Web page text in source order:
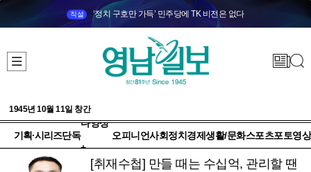
직설 ‘정치 구호만 가득’ 민주당에 TK 비전은 없다
1945년 10월 11일 창간
기획·시리즈단독
다양성
+
오피니언사회정치 경제생활/문화스포츠포토영상
[취재수첩] 만들 때는 수십억, 관리할 땐